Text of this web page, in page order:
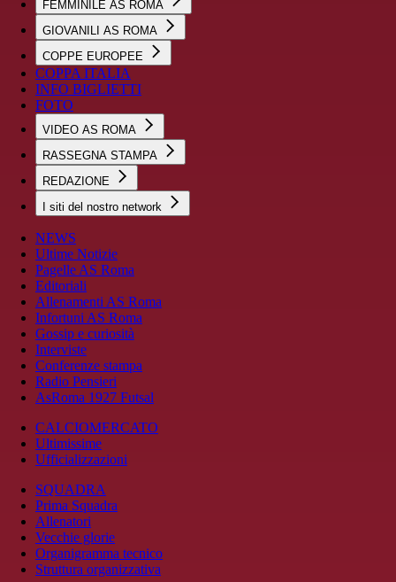
FEMMINILE AS ROMA
GIOVANILI AS ROMA
COPPE EUROPEE
COPPA ITALIA
INFO BIGLIETTI
FOTO
VIDEO AS ROMA
RASSEGNA STAMPA
REDAZIONE
I siti del nostro network
NEWS
Ultime Notizie
Pagelle AS Roma
Editoriali
Allenamenti AS Roma
Infortuni AS Roma
Gossip e curiosità
Interviste
Conferenze stampa
Radio Pensieri
AsRoma 1927 Futsal
CALCIOMERCATO
Ultimissime
Ufficializzazioni
SQUADRA
Prima Squadra
Allenatori
Vecchie glorie
Organigramma tecnico
Struttura organizzativa